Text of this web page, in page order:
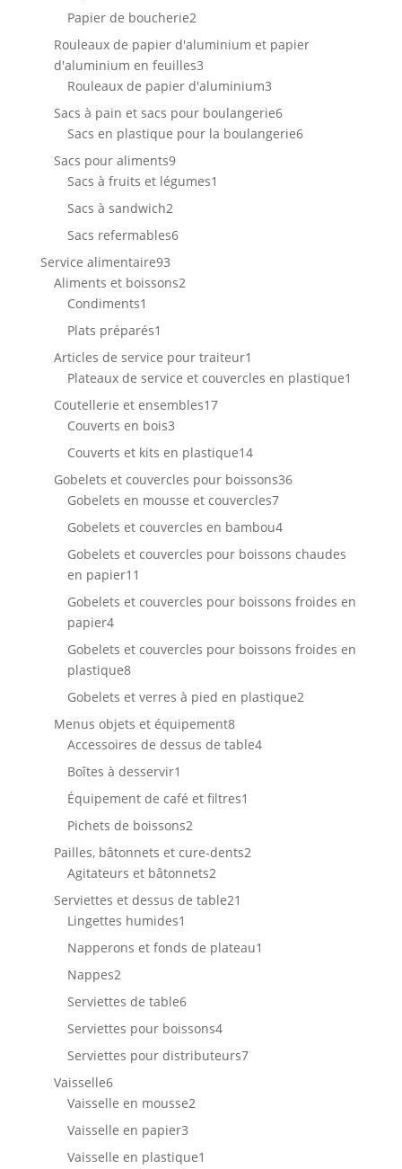
produit
Papier de boucherie22
produits
Rouleaux de papier d'aluminium et papier
d'aluminium en feuilles33
produits
Rouleaux de papier d'aluminium33
produits
Sacs à pain et sacs pour boulangerie66
produits
Sacs en plastique pour la boulangerie66
Sacs pour aliments99
produits
Sacs à fruits et légumes1
Sacs à sandwich22
produits
Sacs refermables66
Service alimentaire9393
produits
Aliments et boissons22
Condiments1
produit
Plats préparés1
produit
Articles de service pour traiteur1
produit
Plateaux de service et couvercles en plastique1
Coutellerie et ensembles1717
Couverts en bois33
produits
Couverts et kits en plastique1414
produits
Gobelets et couvercles pour boissons3636
Gobelets en mousse et couvercles77
produits
Gobelets et couvercles en bambou44
produits
Gobelets et couvercles pour boissons chaudes
en papier11
produits
Gobelets et couvercles pour boissons froides en
papier44
produits
Gobelets et couvercles pour boissons froides en
plastique88
produits
Gobelets et verres à pied en plastique22
Menus objets et équipement88
produits
Accessoires de dessus de table44
Boîtes à desservir1
produit
Équipement de café et filtres1
Pichets de boissons22
produits
Pailles, bâtonnets et cure-dents22
Agitateurs et bâtonnets22
produits
Serviettes et dessus de table21
Lingettes humides1
produit
Napperons et fonds de plateau1
Nappes22
produits
Serviettes de table66
produits
Serviettes pour boissons44
produits
Serviettes pour distributeurs77
Vaisselle66
produits
Vaisselle en mousse22
Vaisselle en papier33
produits
Vaisselle en plastique1